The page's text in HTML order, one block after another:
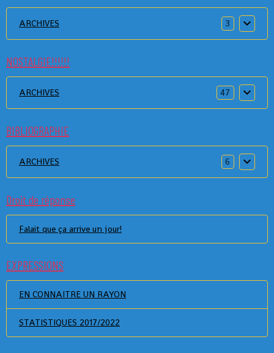
ARCHIVES 3
NOSTALGIE!!!!!!
ARCHIVES 47
BIBLIOGRAPHIE
ARCHIVES 6
Droit de réponse
Falait que ça arrive un jour!
EXPRESSIONS
EN CONNAITRE UN RAYON
STATISTIQUES 2017/2022